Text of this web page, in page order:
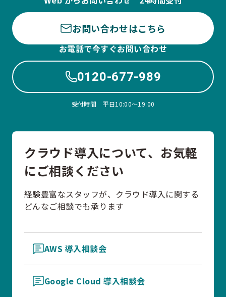
お問い合わせはこちら
お電話で今すぐお問い合わせ
0120-677-989
受付時間 平日10:00〜19:00
クラウド導入について、お気軽
にご相談ください
経験豊富なスタッフが、クラウド導入に関する
どんなご相談でも承ります
AWS 導入相談会
Google Cloud 導入相談会